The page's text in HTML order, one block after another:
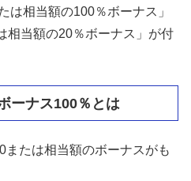
は相当額の100％ボーナス」
相当額の20％ボーナス」が付
ーナス100％とは
たは相当額のボーナスがも